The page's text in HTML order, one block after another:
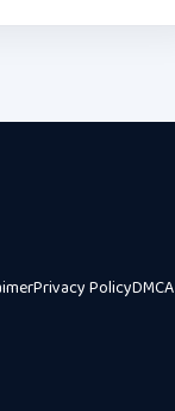
Privacy PolicyDMCA